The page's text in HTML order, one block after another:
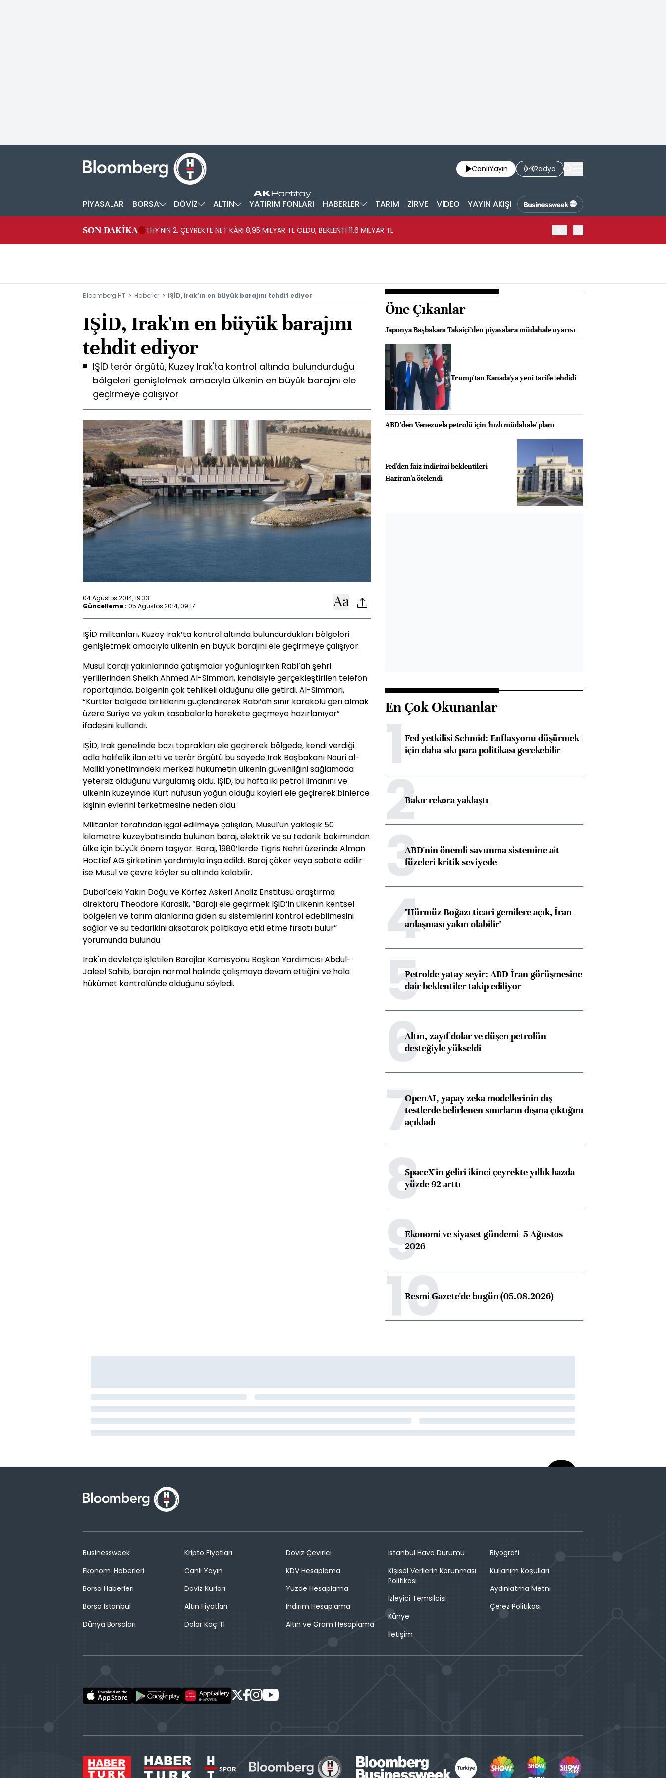
CanlıYayın Radyo
PİYASALAR BORSA DÖVİZ ALTIN YATIRIM FONLARI HABERLER TARIM ZİRVE VİDEO YAYIN AKIŞI
SON DAKİKA THY'NİN 2. ÇEYREKTE NET KÂRI 8,95 MİLYAR TL OLDU, BEKLENTİ 11,6 MİLYAR TL
Bloomberg HT Haberler IŞİD, Irak’ın en büyük barajını tehdit ediyor
IŞİD, Irak'ın en büyük barajını
tehdit ediyor
IŞİD terör örgütü, Kuzey Irak'ta kontrol altında bulundurduğu
bölgeleri genişletmek amacıyla ülkenin en büyük barajını ele
geçirmeye çalışıyor
04 Ağustos 2014, 19:33
Güncelleme : 05 Ağustos 2014, 09:17
IŞİD militanları, Kuzey Irak’ta kontrol altında bulundurdukları bölgeleri
genişletmek amacıyla ülkenin en büyük barajını ele geçirmeye çalışıyor.
Musul barajı yakınlarında çatışmalar yoğunlaşırken Rabi’ah şehri
yerlilerinden Sheikh Ahmed Al-Simmari, kendisiyle gerçekleştirilen telefon
röportajında, bölgenin çok tehlikeli olduğunu dile getirdi. Al-Simmari,
“Kürtler bölgede birliklerini güçlendirerek Rabi’ah sınır karakolu geri almak
üzere Suriye ve yakın kasabalarla harekete geçmeye hazırlanıyor”
ifadesini kullandı.
IŞİD, Irak genelinde bazı toprakları ele geçirerek bölgede, kendi verdiği
adla halifelik ilan etti ve terör örgütü bu sayede Irak Başbakanı Nouri al-
Maliki yönetimindeki merkezi hükümetin ülkenin güvenliğini sağlamada
yetersiz olduğunu vurgulamış oldu. IŞİD, bu hafta iki petrol limanını ve
ülkenin kuzeyinde Kürt nüfusun yoğun olduğu köyleri ele geçirerek binlerce
kişinin evlerini terketmesine neden oldu.
Militanlar tarafından işgal edilmeye çalışılan, Musul’un yaklaşık 50
kilometre kuzeybatısında bulunan baraj, elektrik ve su tedarik bakımından
ülke için büyük önem taşıyor. Baraj, 1980’lerde Tigris Nehri üzerinde Alman
Hoctief AG şirketinin yardımıyla inşa edildi. Baraj çöker veya sabote edilir
ise Musul ve çevre köyler su altında kalabilir.
Dubai’deki Yakın Doğu ve Körfez Askeri Analiz Enstitüsü araştırma
direktörü Theodore Karasik, “Barajı ele geçirmek IŞİD’in ülkenin kentsel
bölgeleri ve tarım alanlarına giden su sistemlerini kontrol edebilmesini
sağlar ve su tedarikini aksatarak politikaya etki etme fırsatı bulur”
yorumunda bulundu.
Irak'ın devletçe işletilen Barajlar Komisyonu Başkan Yardımcısı Abdul-
Jaleel Sahib, barajın normal halinde çalışmaya devam ettiğini ve hala
hükümet kontrolünde olduğunu söyledi.
Öne Çıkanlar
Japonya Başbakanı Takaiçi’den piyasalara müdahale uyarısı
Trump'tan Kanada'ya yeni tarife tehdidi
ABD’den Venezuela petrolü için 'hızlı müdahale' planı
Fed'den faiz indirimi beklentileri
Haziran'a ötelendi
En Çok Okunanlar
1Fed yetkilisi Schmid: Enflasyonu düşürmek
için daha sıkı para politikası gerekebilir
2Bakır rekora yaklaştı
3ABD'nin önemli savunma sistemine ait
füzeleri kritik seviyede
4"Hürmüz Boğazı ticari gemilere açık, İran
anlaşması yakın olabilir"
5Petrolde yatay seyir: ABD-İran görüşmesine
dair beklentiler takip ediliyor
6Altın, zayıf dolar ve düşen petrolün
desteğiyle yükseldi
7OpenAI, yapay zeka modellerinin dış
testlerde belirlenen sınırların dışına çıktığını
açıkladı
8SpaceX'in geliri ikinci çeyrekte yıllık bazda
yüzde 92 arttı
9Ekonomi ve siyaset gündemi- 5 Ağustos
2026
10
Resmi Gazete'de bugün (05.08.2026)
Businessweek
Ekonomi Haberleri
Borsa Haberleri
Borsa İstanbul
Dünya Borsaları
Kripto Fiyatları
Canlı Yayın
Döviz Kurları
Altın Fiyatları
Dolar Kaç Tl
Döviz Çevirici
KDV Hesaplama
Yüzde Hesaplama
İndirim Hesaplama
Altın ve Gram Hesaplama
İstanbul Hava Durumu
Kişisel Verilerin Korunması
Politikası
İzleyici Temsilcisi
Künye
İletişim
Biyografi
Kullanım Koşulları
Aydınlatma Metni
Çerez Politikası